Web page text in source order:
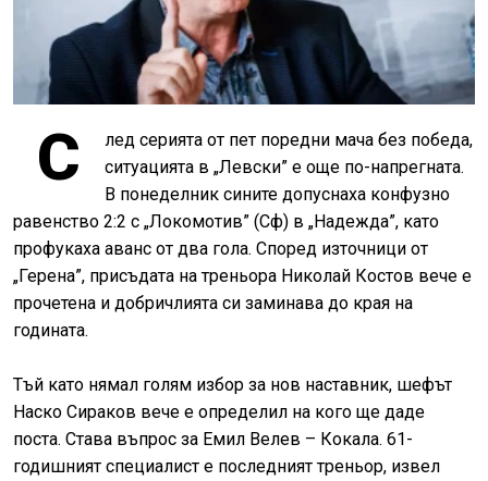
С
лед серията от пет поредни мача без победа,
ситуацията в „Левски” е още по-напрегната.
В понеделник сините допуснаха конфузно
равенство 2:2 с „Локомотив” (Сф) в „Надежда”, като
профукаха аванс от два гола. Според източници от
„Герена”, присъдата на треньора Николай Костов вече е
прочетена и добричлията си заминава до края на
годината.
Тъй като нямал голям избор за нов наставник, шефът
Наско Сираков вече е определил на кого ще даде
поста. Става въпрос за Емил Велев – Кокала. 61-
годишният специалист е последният треньор, извел